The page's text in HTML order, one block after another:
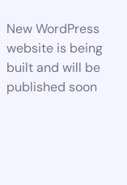
New WordPress
website is being
built and will be
published soon